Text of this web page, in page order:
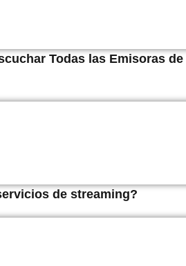
Todas las Emisoras
de streaming?